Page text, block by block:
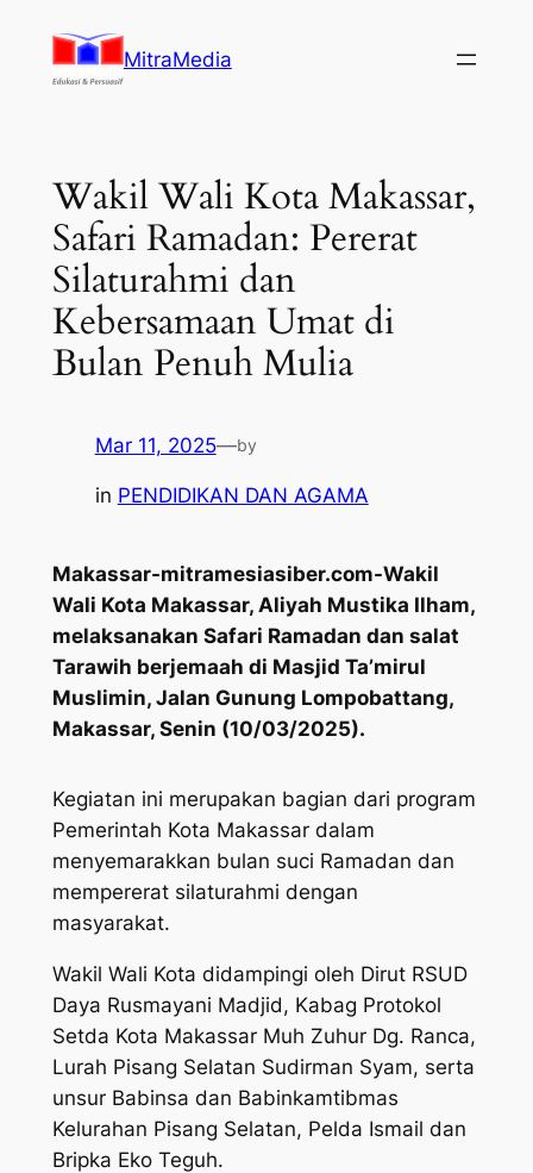
konten
MitraMedia
Wakil Wali Kota Makassar,
Safari Ramadan: Pererat
Silaturahmi dan
Kebersamaan Umat di
Bulan Penuh Mulia
Mar 11, 2025—by
in PENDIDIKAN DAN AGAMA
Makassar-mitramesiasiber.com-Wakil
Wali Kota Makassar, Aliyah Mustika Ilham,
melaksanakan Safari Ramadan dan salat
Tarawih berjemaah di Masjid Ta’mirul
Muslimin, Jalan Gunung Lompobattang,
Makassar, Senin (10/03/2025).
Kegiatan ini merupakan bagian dari program
Pemerintah Kota Makassar dalam
menyemarakkan bulan suci Ramadan dan
mempererat silaturahmi dengan
masyarakat.
Wakil Wali Kota didampingi oleh Dirut RSUD
Daya Rusmayani Madjid, Kabag Protokol
Setda Kota Makassar Muh Zuhur Dg. Ranca,
Lurah Pisang Selatan Sudirman Syam, serta
unsur Babinsa dan Babinkamtibmas
Kelurahan Pisang Selatan, Pelda Ismail dan
Bripka Eko Teguh.